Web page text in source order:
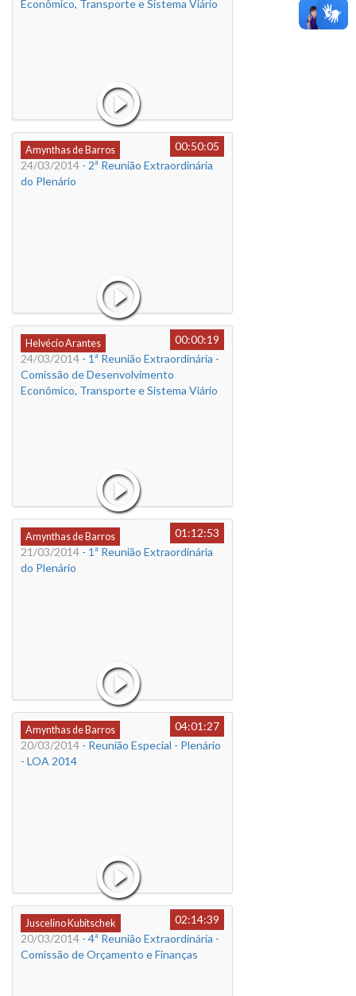
Econômico, Transporte e Sistema Viário
Amynthas de Barros
00:50:05
24/03/2014 - 2ª Reunião Extraordinária
do Plenário
Helvécio Arantes
00:00:19
24/03/2014 - 1ª Reunião Extraordinária -
Comissão de Desenvolvimento
Econômico, Transporte e Sistema Viário
Amynthas de Barros
01:12:53
21/03/2014 - 1ª Reunião Extraordinária
do Plenário
Amynthas de Barros
04:01:27
20/03/2014 - Reunião Especial - Plenário
- LOA 2014
Juscelino Kubitschek
02:14:39
20/03/2014 - 4ª Reunião Extraordinária -
Comissão de Orçamento e Finanças